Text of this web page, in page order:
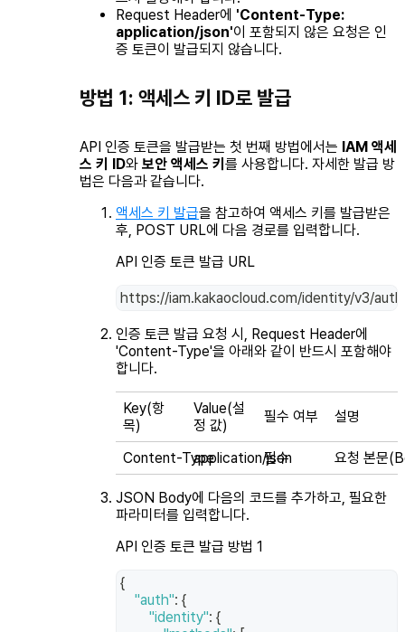
Request Header에 'Content-Type:
application/json'이 포함되지 않은 요청은 인
증 토큰이 발급되지 않습니다.
방법 1: 액세스 키 ID로 발급
API 인증 토큰을 발급받는 첫 번째 방법에서는 IAM 액세
스 키 ID와 보안 액세스 키 를 사용합니다. 자세한 발급 방
법은 다음과 같습니다.
액세스 키 발급을 참고하여 액세스 키를 발급받은
후, POST URL에 다음 경로를 입력합니다.
API 인증 토큰 발급 URL
https://iam.kakaocloud.com/identity/v3/
인증 토큰 발급 요청 시, Request Header에
'Content-Type'을 아래와 같이 반드시 포함해야
합니다.
Key(항
목)
Value(설
정 값)
필수 여부 설명
Content-Typeapplication/json필수요청 본문
JSON Body에 다음의 코드를 추가하고, 필요한
파라미터를 입력합니다.
API 인증 토큰 발급 방법 1
{
"auth": {
"identity": {